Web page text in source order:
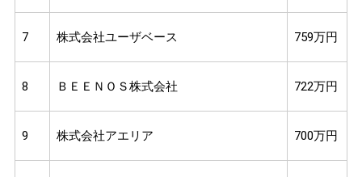
7 株式会社ユーザベース 759万円
8 ＢＥＥＮＯＳ株式会社 722万円
9 株式会社アエリア 700万円